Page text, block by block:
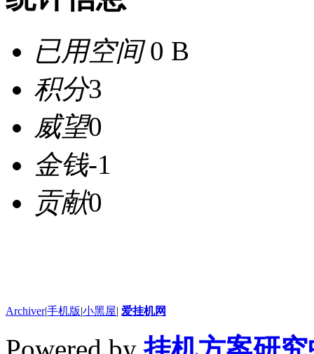
已用空间0 B
积分3
威望0
金钱-1
贡献0
Archiver|手机版|小黑屋| 爱挂机网